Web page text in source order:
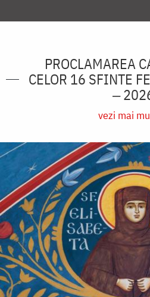
PROCLAMAREA
CELOR 16 SFINTE
‒
vezi mai